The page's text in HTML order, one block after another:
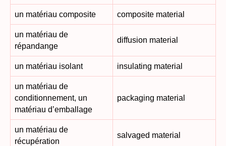
un matériau composite composite material
un matériau de
répandange
diffusion material
un matériau isolant insulating material
un matériau de
conditionnement, un
matériau d’emballage
packaging material
un matériau de
récupération
salvaged material